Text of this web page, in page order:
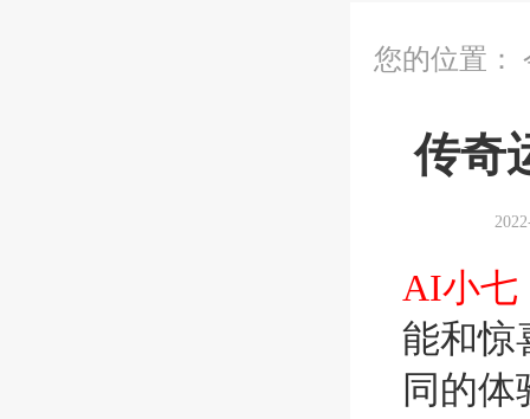
您的位置：
传奇
AI小七
能和惊
同的